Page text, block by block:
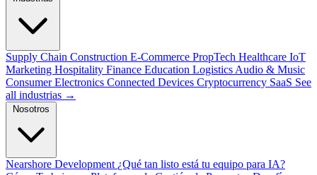
Supply Chain Construction E-Commerce PropTech Healthcare IoT
Marketing Hospitality Finance Education Logistics Audio & Music
Consumer Electronics Connected Devices Cryptocurrency SaaS See
all industrias →
Nearshore Development ¿Qué tan listo está tu equipo para IA?